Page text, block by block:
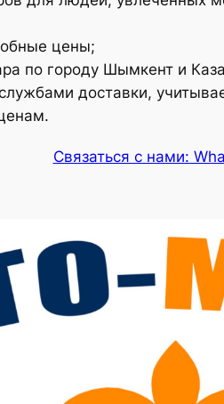
цены;
по городу Шымкент и
доставки,
Связаться с нами: